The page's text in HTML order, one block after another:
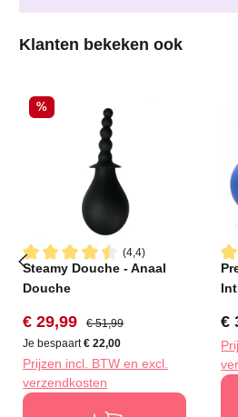
Productgalerij overslaan
Klanten bekeken ook
Korting
%
(4,4)
Gemiddelde waardering van 4.4
Steamy Douche - Anaal
Douche
Verkoopprijs:
€ 29,99 Normale prijs:
€ 51,99
Je bespaart€ 22,00
Prijzen incl. BTW en excl.
verzendkosten
€